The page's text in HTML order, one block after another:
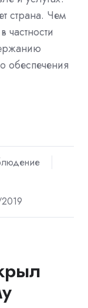
страна. Чем
частности
обеспечения